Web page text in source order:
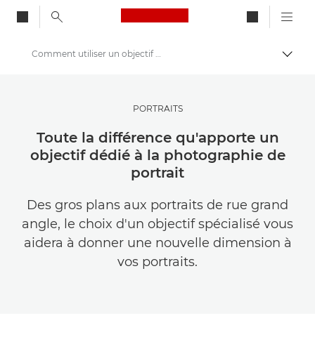
Canon Logo, back to
Trouvez l'inspiration | Conseils de photographie et d'impression et guides de l'acheteur
Conseils et techniques de photographie et d'impression
Comment utiliser un objectif pour portrait : conseils et astuces
PORTRAITS
Toute la différence qu'apporte un
objectif dédié à la photographie de
portrait
Des gros plans aux portraits de rue grand
angle, le choix d'un objectif spécialisé vous
aidera à donner une nouvelle dimension à
vos portraits.